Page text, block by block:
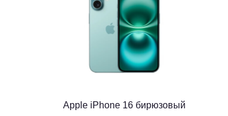
Apple iPhone 16 бирюзовый